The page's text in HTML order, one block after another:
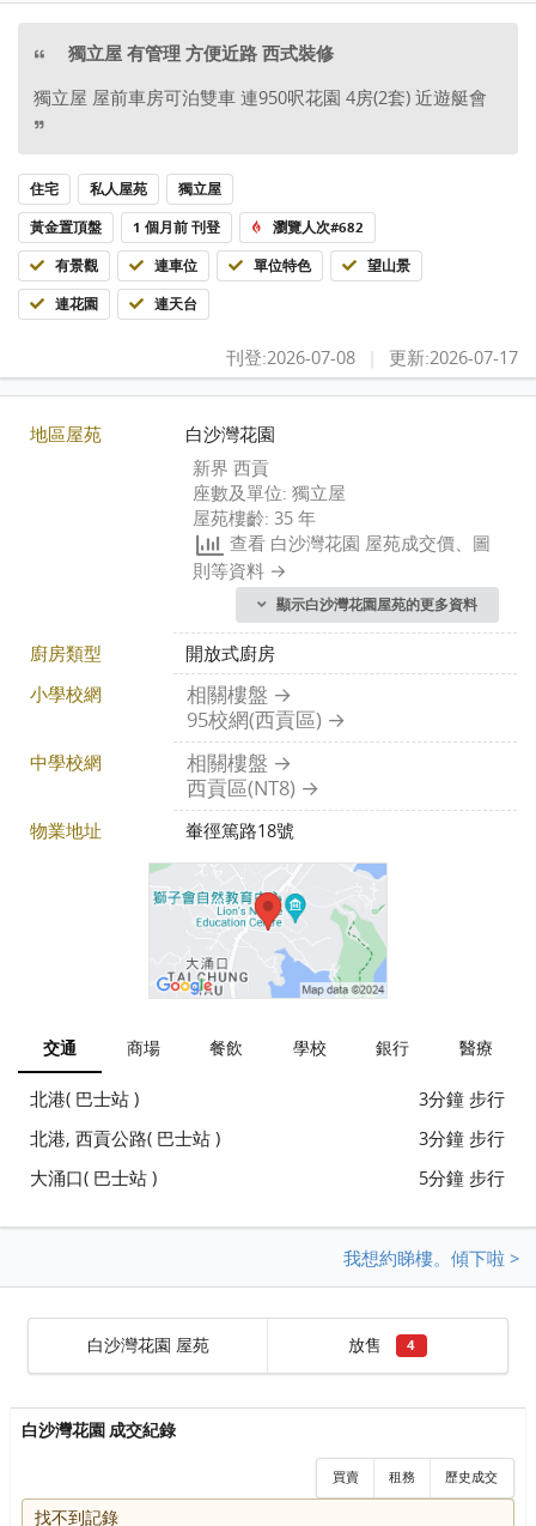
獨立屋 有管理 方便近路 西式裝修
獨立屋 屋前車房可泊雙車 連950呎花園 4房(2套) 近遊艇會
住宅 私人屋苑
獨立屋
黃金置頂盤
1 個月前 刊登
瀏覽人次#682
有景觀
連車位 單位特色
望山景
連花園
連天台
刊登:2026-07-08 更新:2026-07-17
地區屋苑
白沙灣花園
新界 西貢
座數及單位: 獨立屋
屋苑樓齡: 35 年
查看 白沙灣花園 屋苑成交價、圖
則等資料
顯示白沙灣花園屋苑的更多資料
廚房類型
開放式廚房
小學校網
相關樓盤
95校網(西貢區)
中學校網
相關樓盤
西貢區(NT8)
物業地址 輋徑篤路18號
交通 商場 餐飲 學校 銀行 醫療
北港( 巴士站 )
3分鐘 步行
北港, 西貢公路( 巴士站 )
3分鐘 步行
大涌口( 巴士站 )
5分鐘 步行
我想約睇樓。傾下啦 >
白沙灣花園 屋苑 放售 4
白沙灣花園 成交紀錄
買賣 租務 歷史成交
找不到記錄